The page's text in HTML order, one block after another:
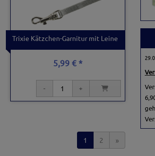
Trixie Kätzchen-Garnitur mit Leine
5,99 € *
1 2 »